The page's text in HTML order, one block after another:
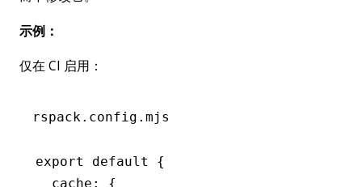
示例：
仅在 CI 启用：
rspack.config.mjs
export default
{
  cache
: {